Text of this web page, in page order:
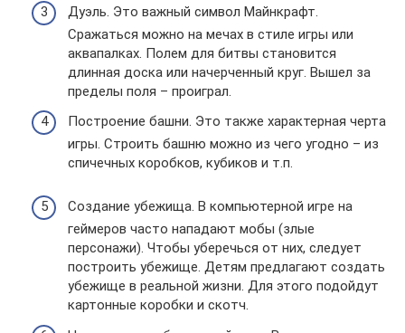
Дуэль. Это важный символ Майнкрафт.
Сражаться можно на мечах в стиле игры или
аквапалках. Полем для битвы становится
длинная доска или начерченный круг. Вышел за
пределы поля – проиграл.
Построение башни. Это также характерная черта
игры. Строить башню можно из чего угодно – из
спичечных коробков, кубиков и т.п.
Создание убежища. В компьютерной игре на
геймеров часто нападают мобы (злые
персонажи). Чтобы уберечься от них, следует
построить убежище. Детям предлагают создать
убежище в реальной жизни. Для этого подойдут
картонные коробки и скотч.